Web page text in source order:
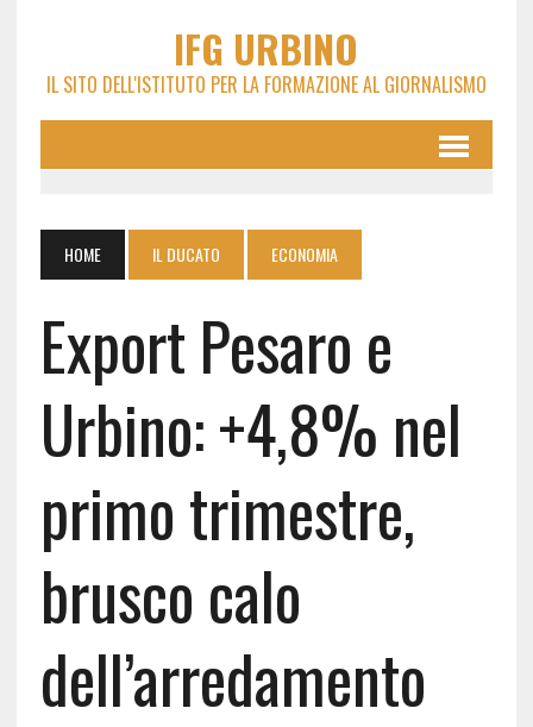
IFG URBINO
IL SITO DELL'ISTITUTO PER LA FORMAZIONE AL GIORNALISMO
HOME IL DUCATO ECONOMIA
Export Pesaro e
Urbino: +4,8% nel
primo trimestre,
brusco calo
dell’arredamento